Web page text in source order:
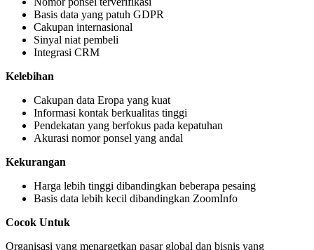
Basis data yang patuh GDPR
Cakupan internasional
Sinyal niat pembeli
Integrasi CRM
Kelebihan
Cakupan data Eropa yang kuat
Informasi kontak berkualitas tinggi
Pendekatan yang berfokus pada kepatuhan
Akurasi nomor ponsel yang andal
Kekurangan
Harga lebih tinggi dibandingkan beberapa pesaing
Basis data lebih kecil dibandingkan ZoomInfo
Cocok Untuk
Organisasi yang menargetkan pasar global dan bisnis yang